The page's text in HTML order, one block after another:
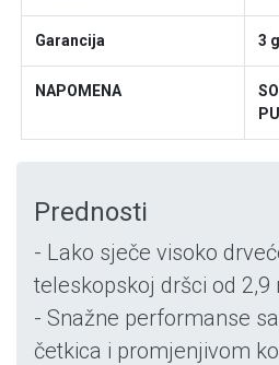
Garancija 3
NAPOMENA
Prednosti
- Lako sječe visoko
teleskopskoj dršci od 2,9
- Snažne performanse
četkica i promjenjivom